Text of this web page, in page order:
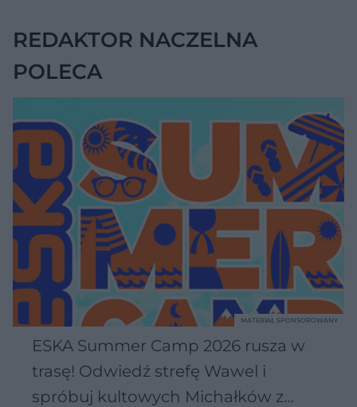
REDAKTOR NACZELNA
POLECA
ESKA Summer Camp 2026 rusza w
trasę! Odwiedź strefę Wawel i
spróbuj kultowych Michałków z
MATERIAŁ SPONSOROWANY